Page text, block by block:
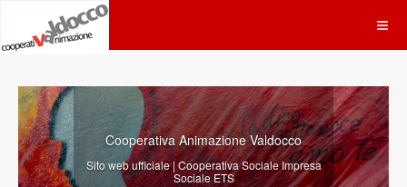
Cooperativa Animazione Valdocco
web ufficiale | Cooperativa Sociale Impresa
Sociale ETS
siamo
alla